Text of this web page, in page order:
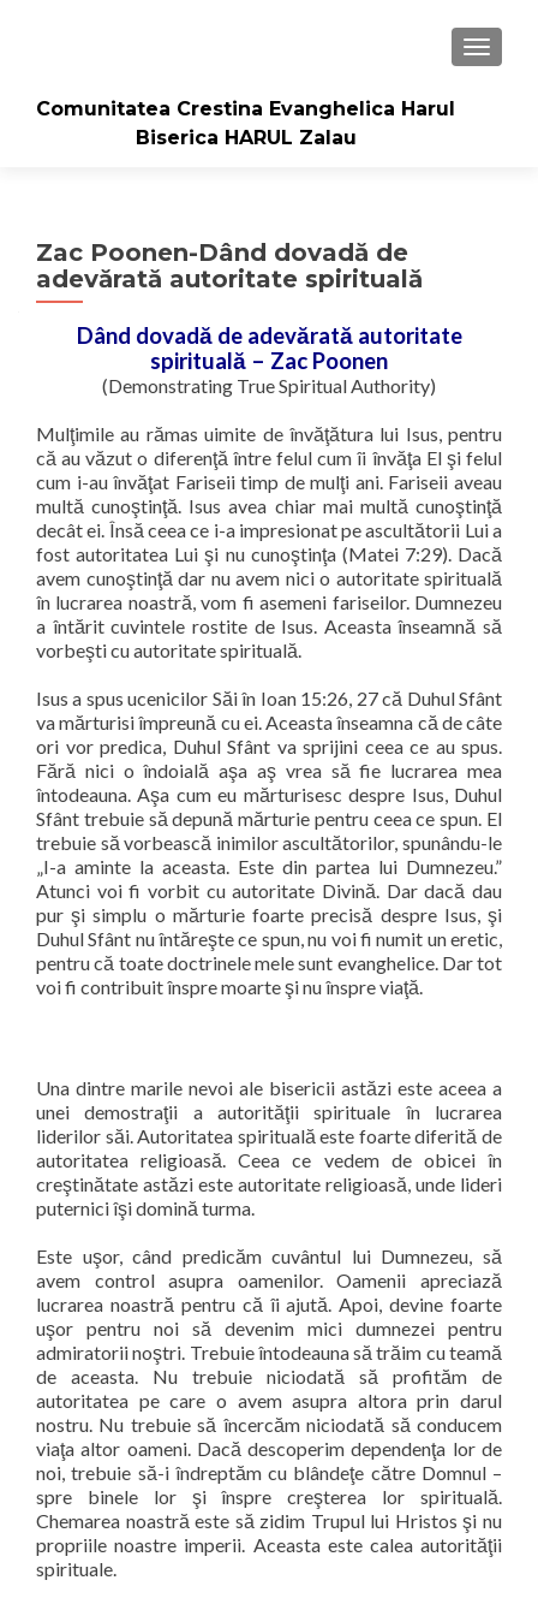
Comunitatea Crestina Evanghelica Harul
Biserica HARUL Zalau
Zac Poonen-Dând dovadă de
adevărată autoritate spirituală
Dând dovadă de adevărată autoritate
spirituală – Zac Poonen
(Demonstrating True Spiritual Authority)
Mulţimile au rămas uimite de învăţătura lui Isus, pentru
că au văzut o diferenţă între felul cum îi învăţa El şi felul
cum i-au învăţat Fariseii timp de mulţi ani. Fariseii aveau
multă cunoştinţă. Isus avea chiar mai multă cunoştinţă
decât ei. Însă ceea ce i-a impresionat pe ascultătorii Lui a
fost autoritatea Lui şi nu cunoştinţa (Matei 7:29). Dacă
avem cunoştinţă dar nu avem nici o autoritate spirituală
în lucrarea noastră, vom fi asemeni fariseilor. Dumnezeu
a întărit cuvintele rostite de Isus. Aceasta înseamnă să
vorbeşti cu autoritate spirituală.
Isus a spus ucenicilor Săi în Ioan 15:26, 27 că Duhul Sfânt
va mărturisi împreună cu ei. Aceasta înseamna că de câte
ori vor predica, Duhul Sfânt va sprijini ceea ce au spus.
Fără nici o îndoială aşa aş vrea să fie lucrarea mea
întodeauna. Aşa cum eu mărturisesc despre Isus, Duhul
Sfânt trebuie să depună mărturie pentru ceea ce spun. El
trebuie să vorbească inimilor ascultătorilor, spunându-le
„I-a aminte la aceasta. Este din partea lui Dumnezeu.”
Atunci voi fi vorbit cu autoritate Divină. Dar dacă dau
pur şi simplu o mărturie foarte precisă despre Isus, şi
Duhul Sfânt nu întăreşte ce spun, nu voi fi numit un eretic,
pentru că toate doctrinele mele sunt evanghelice. Dar tot
voi fi contribuit înspre moarte şi nu înspre viaţă.
Una dintre marile nevoi ale bisericii astăzi este aceea a
unei demostraţii a autorităţii spirituale în lucrarea
liderilor săi. Autoritatea spirituală este foarte diferită de
autoritatea religioasă. Ceea ce vedem de obicei în
creştinătate astăzi este autoritate religioasă, unde lideri
puternici îşi domină turma.
Este uşor, când predicăm cuvântul lui Dumnezeu, să
avem control asupra oamenilor. Oamenii apreciază
lucrarea noastră pentru că îi ajută. Apoi, devine foarte
uşor pentru noi să devenim mici dumnezei pentru
admiratorii noştri. Trebuie întodeauna să trăim cu teamă
de aceasta. Nu trebuie niciodată să profităm de
autoritatea pe care o avem asupra altora prin darul
nostru. Nu trebuie să încercăm niciodată să conducem
viaţa altor oameni. Dacă descoperim dependenţa lor de
noi, trebuie să-i îndreptăm cu blândeţe către Domnul –
spre binele lor şi înspre creşterea lor spirituală.
Chemarea noastră este să zidim Trupul lui Hristos şi nu
propriile noastre imperii. Aceasta este calea autorităţii
spirituale.